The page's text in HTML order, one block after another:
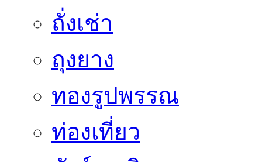
ถั่งเช่า
ถุงยาง
ทองรูปพรรณ
ท่องเที่ยว